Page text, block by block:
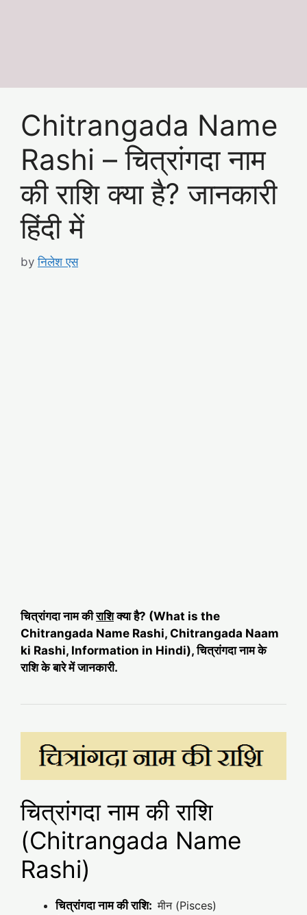
Chitrangada Name
Rashi – चित्रांगदा नाम
की राशि क्या है? जानकारी
हिंदी में
byनिलेश एस
चित्रांगदा नाम कीराशिक्या है? (What is the
Chitrangada Name Rashi, Chitrangada Naam
ki Rashi, Information in Hindi), चित्रांगदा नाम के
राशि के बारे में जानकारी.
चित्रांगदा नाम की राशि
(Chitrangada Name
Rashi)
चित्रांगदा नाम की राशि: मीन (Pisces)